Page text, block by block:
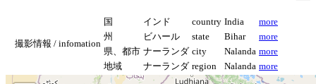
撮影情報 / infomation
国 インド country India
more
州
ビハール state Bihar
more
県、都市 ナーランダ city Nalanda more
地域
ナーランダ region Nalanda more